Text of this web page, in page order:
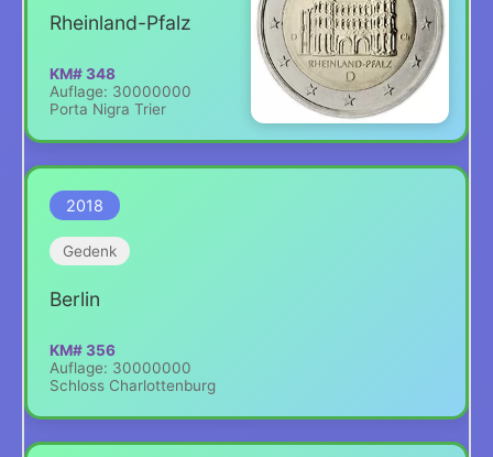
Rheinland-Pfalz
KM# 348
Auflage: 30000000
Porta Nigra Trier
2018
Gedenk
Berlin
KM# 356
Auflage: 30000000
Schloss Charlottenburg